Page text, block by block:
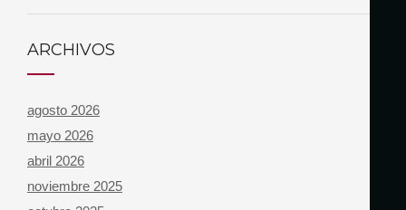
ARCHIVOS
agosto 2026
mayo 2026
abril 2026
noviembre 2025